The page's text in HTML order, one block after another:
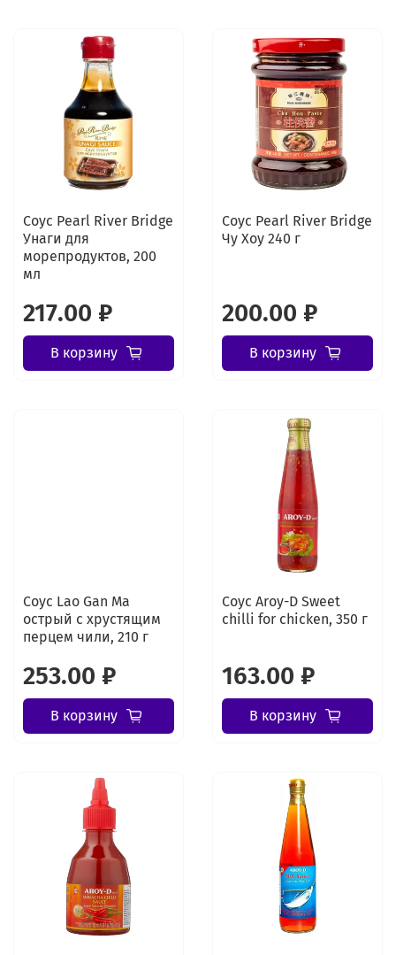
Соус Pearl River Bridge
Унаги для
морепродуктов, 200
мл
217.00 ₽
В корзину
Соус Pearl River Bridge
Чу Хоу 240 г
200.00 ₽
В корзину
Соус Lao Gan Ma
острый с хрустящим
перцем чили, 210 г
253.00 ₽
В корзину
Соус Aroy-D Sweet
chilli for chicken, 350 г
163.00 ₽
В корзину